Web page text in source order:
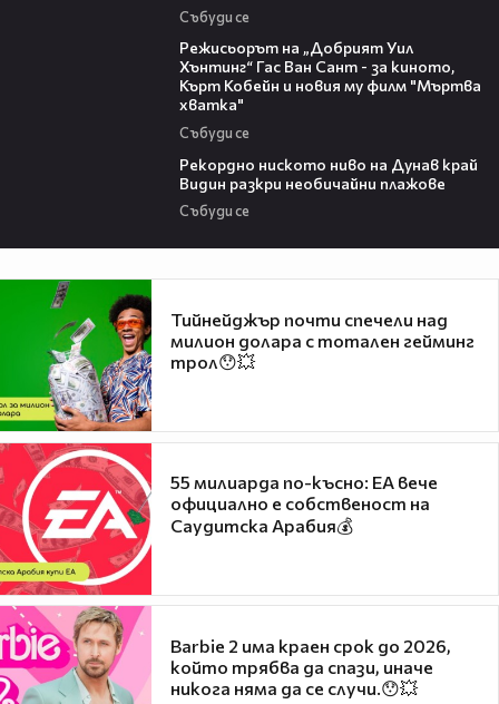
Събуди се
Режисьорът на „Добрият Уил
Хънтинг“ Гас Ван Сант - за киното,
Кърт Кобейн и новия му филм "Мъртва
хватка"
Събуди се
Рекордно ниското ниво на Дунав край
Видин разкри необичайни плажове
Събуди се
Тийнейджър почти спечели над
милион долара с тотален гейминг
трол😯💥
55 милиарда по-късно: EA вече
официално е собственост на
Саудитска Арабия💰
Barbie 2 има краен срок до 2026,
който трябва да спази, иначе
никога няма да се случи.😯💥